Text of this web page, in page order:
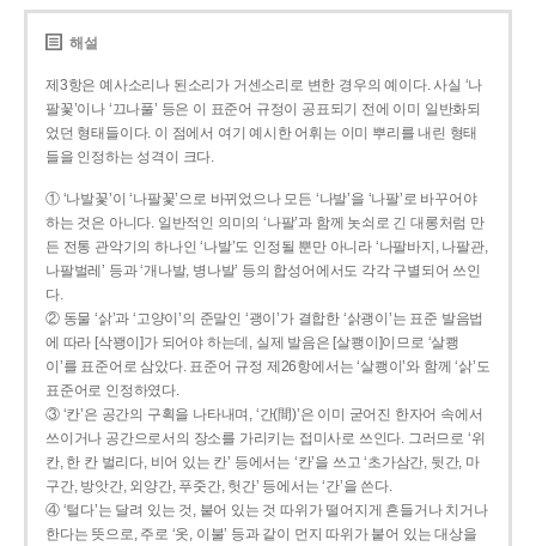
해설
제3항은 예사소리나 된소리가 거센소리로 변한 경우의 예이다. 사실 ‘나
팔꽃’이나 ‘끄나풀’ 등은 이 표준어 규정이 공표되기 전에 이미 일반화되
었던 형태들이다. 이 점에서 여기 예시한 어휘는 이미 뿌리를 내린 형태
들을 인정하는 성격이 크다.
① ‘나발꽃’이 ‘나팔꽃’으로 바뀌었으나 모든 ‘나발’을 ‘나팔’로 바꾸어야
하는 것은 아니다. 일반적인 의미의 ‘나팔’과 함께 놋쇠로 긴 대롱처럼 만
든 전통 관악기의 하나인 ‘나발’도 인정될 뿐만 아니라 ‘나팔바지, 나팔관,
나팔벌레’ 등과 ‘개나발, 병나발’ 등의 합성어에서도 각각 구별되어 쓰인
다.
② 동물 ‘삵’과 ‘고양이’의 준말인 ‘괭이’가 결합한 ‘삵괭이’는 표준 발음법
에 따라 [삭꽹이]가 되어야 하는데, 실제 발음은 [살쾡이]이므로 ‘살쾡
이’를 표준어로 삼았다. 표준어 규정 제26항에서는 ‘살쾡이’와 함께 ‘삵’도
표준어로 인정하였다.
③ ‘칸’은 공간의 구획을 나타내며, ‘간(間)’은 이미 굳어진 한자어 속에서
쓰이거나 공간으로서의 장소를 가리키는 접미사로 쓰인다. 그러므로 ‘위
칸, 한 칸 벌리다, 비어 있는 칸’ 등에서는 ‘칸’을 쓰고 ‘초가삼간, 뒷간, 마
구간, 방앗간, 외양간, 푸줏간, 헛간’ 등에서는 ‘간’을 쓴다.
④ ‘털다’는 달려 있는 것, 붙어 있는 것 따위가 떨어지게 흔들거나 치거나
한다는 뜻으로, 주로 ‘옷, 이불’ 등과 같이 먼지 따위가 붙어 있는 대상을